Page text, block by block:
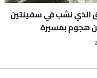
الذي نشب في سفينتين
هجوم بمسيرة